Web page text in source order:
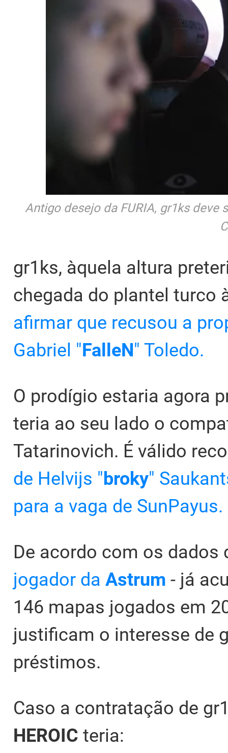
Antigo desejo da FURIA, gr1ks deve
gr1ks, àquela altura
chegada do plantel turco
afirmar que recusou a
Gabriel "FalleN" Toledo.
O prodígio estaria agora
teria ao seu lado o
Tatarinovich. É válido
de Helvijs "broky"
para a vaga de SunPayus.
De acordo com os dados
jogador da Astrum - já
146 mapas jogados em
justificam o interesse de
préstimos.
Caso a contratação de
HEROIC teria: